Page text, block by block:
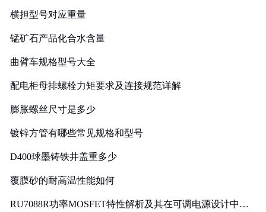
横担型号对应重量
锰矿石产品化合水含量
曲臂车规格型号大全
配电柜母排螺栓力矩要求及连接规范详解
膨胀螺丝尺寸是多少
镀锌方管有哪些常见规格和型号
D400球墨铸铁井盖重多少
覆膜砂的耐高温性能如何
RU7088R功率MOSFET特性解析及其在可调电源设计中的